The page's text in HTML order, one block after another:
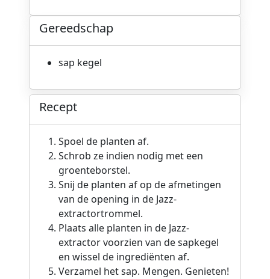
Gereedschap
sap kegel
Recept
Spoel de planten af.
Schrob ze indien nodig met een
groenteborstel.
Snij de planten af op de afmetingen
van de opening in de Jazz-
extractortrommel.
Plaats alle planten in de Jazz-
extractor voorzien van de sapkegel
en wissel de ingrediënten af.
Verzamel het sap. Mengen. Genieten!